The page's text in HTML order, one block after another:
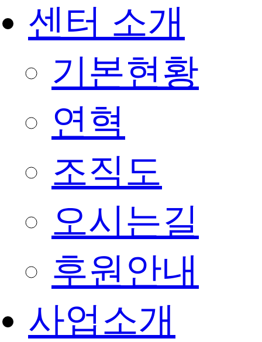
센터 소개
기본현황
연혁
조직도
오시는길
후원안내
사업소개